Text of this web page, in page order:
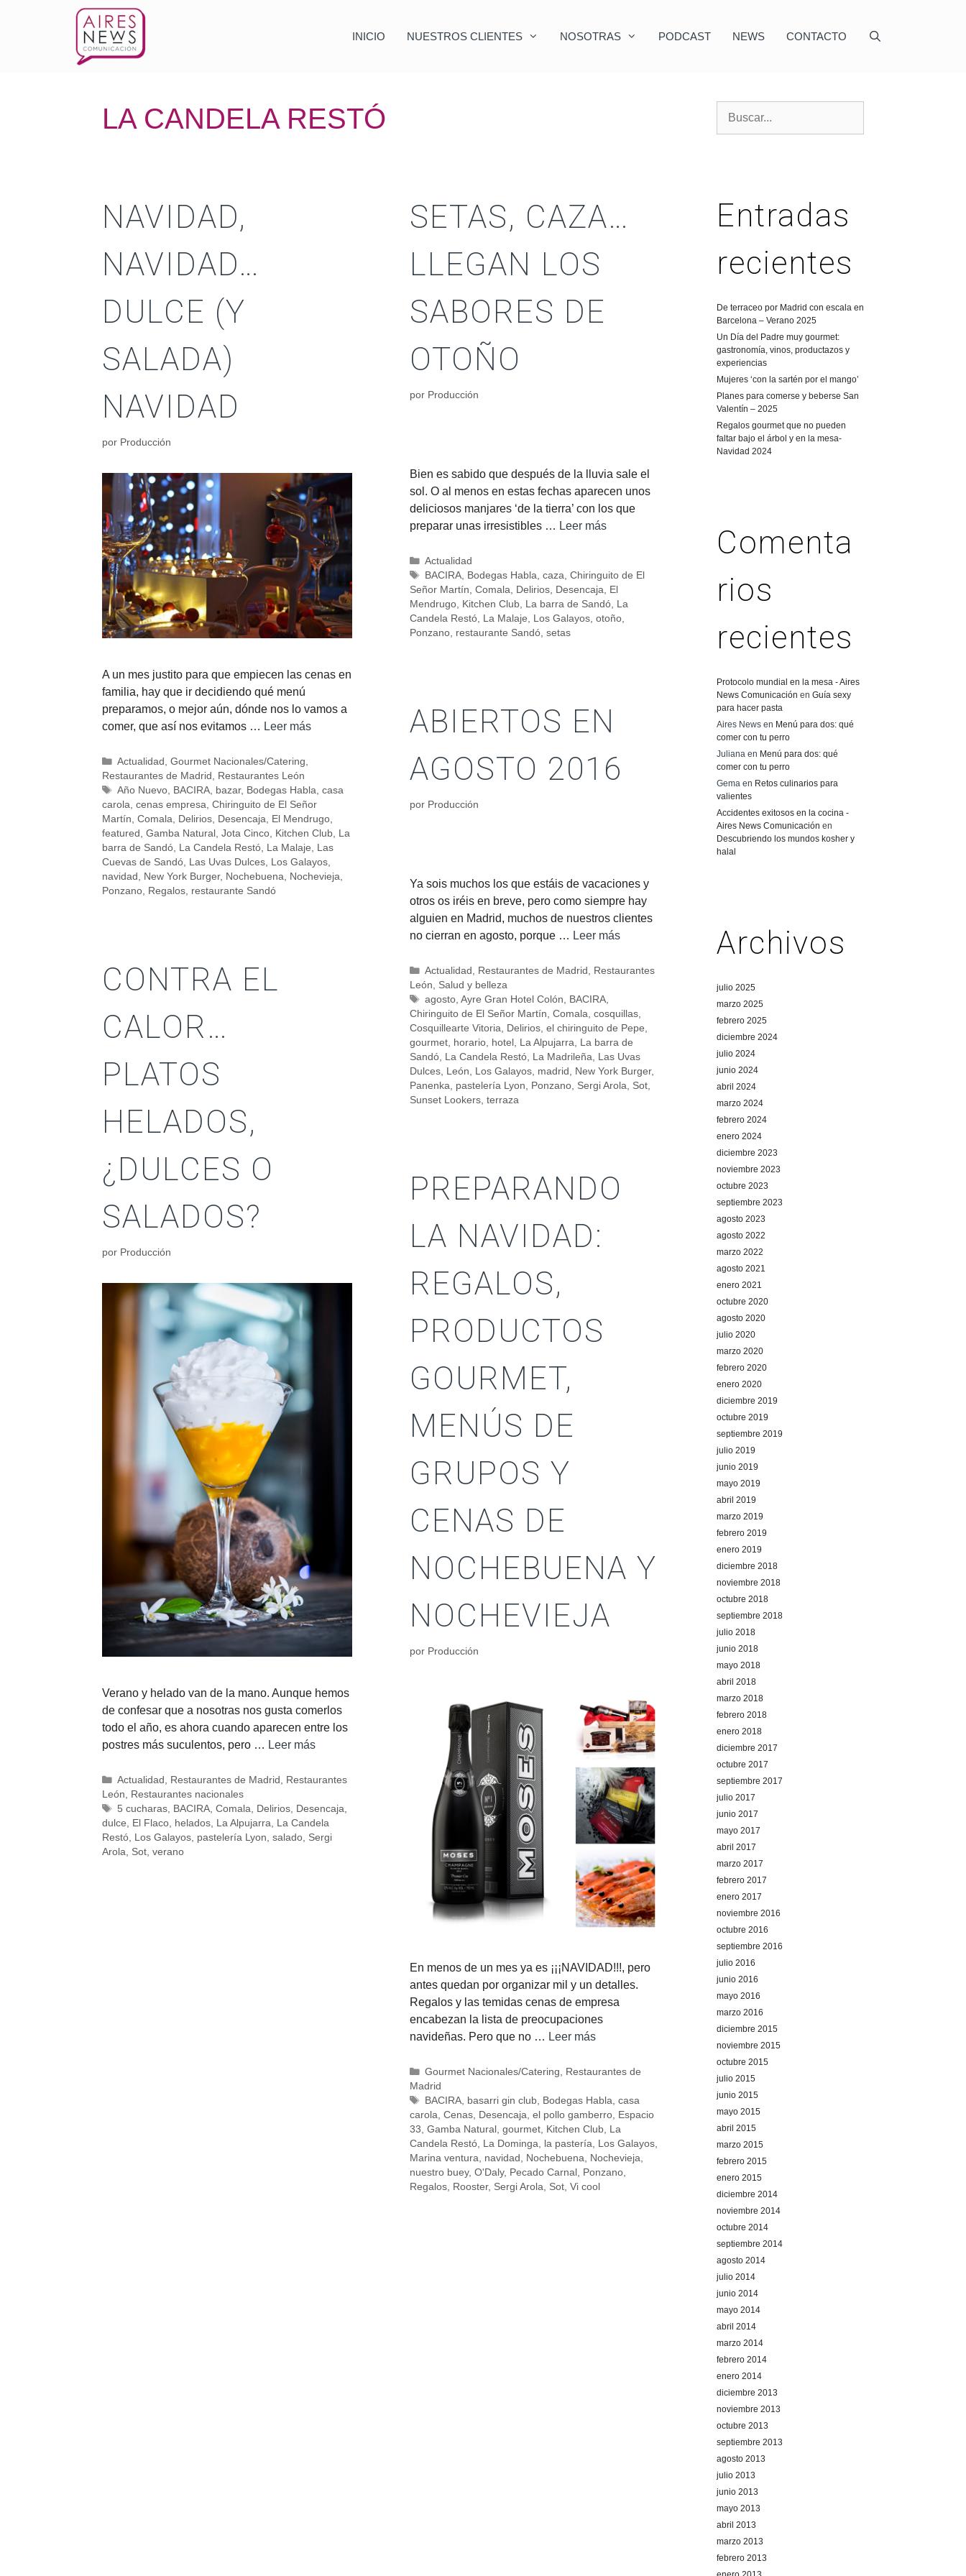
INICIO NUESTROS CLIENTES NOSOTRAS PODCAST NEWS CONTACTO
LA CANDELA RESTÓ
NAVIDAD,
NAVIDAD…
DULCE (Y
SALADA)
NAVIDAD
por Producción
A un mes justito para que empiecen las cenas en
familia, hay que ir decidiendo qué menú
preparamos, o mejor aún, dónde nos lo vamos a
comer, que así nos evitamos … Leer más
Actualidad ,Gourmet Nacionales/Catering,
Restaurantes de Madrid , Restaurantes León
Año Nuevo, BACIRA, bazar, Bodegas Habla,casa
carola, cenas empresa, Chiringuito de El Señor
Martín, Comala, Delirios, Desencaja, El Mendrugo,
featured , Gamba Natural , Jota Cinco, Kitchen Club, La
barra de Sandó, La Candela Restó, La Malaje, Las
Cuevas de Sandó, Las Uvas Dulces, Los Galayos,
navidad , New York Burger, Nochebuena, Nochevieja,
Ponzano, Regalos, restaurante Sandó
SETAS, CAZA…
LLEGAN LOS
SABORES DE
OTOÑO
por Producción
Bien es sabido que después de la lluvia sale el
sol. O al menos en estas fechas aparecen unos
deliciosos manjares ‘de la tierra’ con los que
preparar unas irresistibles … Leer más
Actualidad
BACIRA, Bodegas Habla caza Chiringuito de El
Señor Martín Comala Delirios, Desencaja
El
Mendrugo, Kitchen Club, La barra de Sandó,
La
Candela Restó, La Malaje Los Galayos, otoño,
Ponzano, restaurante Sandó, setas
ABIERTOS EN
AGOSTO 2016
por Producción
Ya sois muchos los que estáis de vacaciones y
otros os iréis en breve, pero como siempre hay
alguien en Madrid, muchos de nuestros clientes
no cierran en agosto, porque … Leer más
Actualidad Restaurantes de Madrid
Restaurantes
León
Salud y belleza
agosto, Ayre Gran Hotel Colón BACIRA,
Chiringuito de El Señor Martín Comala cosquillas,
Cosquillearte Vitoria
Delirios, el chiringuito de Pepe
gourmet, horario, hotel La Alpujarra
La barra de
Sandó, La Candela Restó, La Madrileña
Las Uvas
Dulces, León Los Galayos, madrid New York Burger,
Panenka
pastelería Lyon Ponzano, Sergi Arola Sot,
Sunset Lookers, terraza
CONTRA EL
CALOR…
PLATOS
HELADOS,
¿DULCES O
SALADOS?
por Producción
Verano y helado van de la mano. Aunque hemos
de confesar que a nosotras nos gusta comerlos
todo el año, es ahora cuando aparecen entre los
postres más suculentos, pero … Leer más
Actualidad , Restaurantes de Madrid , Restaurantes
León, Restaurantes nacionales
5 cucharas, BACIRA,Comala, Delirios, Desencaja,
dulce, El Flaco, helados, La Alpujarra, La Candela
Restó, Los Galayos, pastelería Lyon, salado, Sergi
Arola, Sot, verano
PREPARANDO
LA NAVIDAD:
REGALOS,
PRODUCTOS
GOURMET,
MENÚS DE
GRUPOS Y
CENAS DE
NOCHEBUENA Y
NOCHEVIEJA
por Producción
En menos de un mes ya es ¡¡¡NAVIDAD!!!, pero
antes quedan por organizar mil y un detalles.
Regalos y las temidas cenas de empresa
encabezan la lista de preocupaciones
navideñas. Pero que no … Leer más
Gourmet Nacionales/Catering, Restaurantes de
Madrid
BACIRA, basarri gin club, Bodegas Habla, casa
carola, Cenas, Desencaja, el pollo gamberro, Espacio
33, Gamba Natural , gourmet, Kitchen Club, La
Candela Restó, La Dominga, la pastería, Los Galayos,
Marina ventura, navidad , Nochebuena, Nochevieja,
nuestro buey, O'Daly, Pecado Carnal , Ponzano,
Regalos, Rooster, Sergi Arola, Sot, Vi cool
Entradas
recientes
De terraceo por Madrid con escala en
Barcelona – Verano 2025
Un Día del Padre muy gourmet:
gastronomía, vinos, productazos y
experiencias
Mujeres ‘con la sartén por el mango’
Planes para comerse y beberse San
Valentín – 2025
Regalos gourmet que no pueden
faltar bajo el árbol y en la mesa-
Navidad 2024
Comenta
rios
recientes
Protocolo mundial en la mesa - Aires
News Comunicación en Guía sexy
para hacer pasta
Aires News en Menú para dos: qué
comer con tu perro
Juliana en Menú para dos: qué
comer con tu perro
Gema en Retos culinarios para
valientes
Accidentes exitosos en la cocina -
Aires News Comunicación en
Descubriendo los mundos kosher y
halal
Archivos
julio 2025
marzo 2025
febrero 2025
diciembre 2024
julio 2024
junio 2024
abril 2024
marzo 2024
febrero 2024
enero 2024
diciembre 2023
noviembre 2023
octubre 2023
septiembre 2023
agosto 2023
agosto 2022
marzo 2022
agosto 2021
enero 2021
octubre 2020
agosto 2020
julio 2020
marzo 2020
febrero 2020
enero 2020
diciembre 2019
octubre 2019
septiembre 2019
julio 2019
junio 2019
mayo 2019
abril 2019
marzo 2019
febrero 2019
enero 2019
diciembre 2018
noviembre 2018
octubre 2018
septiembre 2018
julio 2018
junio 2018
mayo 2018
abril 2018
marzo 2018
febrero 2018
enero 2018
diciembre 2017
octubre 2017
septiembre 2017
julio 2017
junio 2017
mayo 2017
abril 2017
marzo 2017
febrero 2017
enero 2017
noviembre 2016
octubre 2016
septiembre 2016
julio 2016
junio 2016
mayo 2016
marzo 2016
diciembre 2015
noviembre 2015
octubre 2015
julio 2015
junio 2015
mayo 2015
abril 2015
marzo 2015
febrero 2015
enero 2015
diciembre 2014
noviembre 2014
octubre 2014
septiembre 2014
agosto 2014
julio 2014
junio 2014
mayo 2014
abril 2014
marzo 2014
febrero 2014
enero 2014
diciembre 2013
noviembre 2013
octubre 2013
septiembre 2013
agosto 2013
julio 2013
junio 2013
mayo 2013
abril 2013
marzo 2013
febrero 2013